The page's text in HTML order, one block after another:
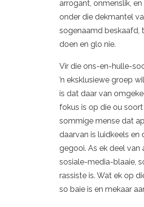
arrogant, onmenslik,
onder die dekmantel
sogenaamd beskaafd,
doen en glo nie.
Vir die ons-en-hulle-
’n eksklusiewe groep
is dat daar van
fokus is op die ou
sommige mense dat
daarvan is luidkeels en
gegooi. As ek deel van
sosiale-media-blaaie,
rassiste is. Wat ek op
so baie is en mekaar